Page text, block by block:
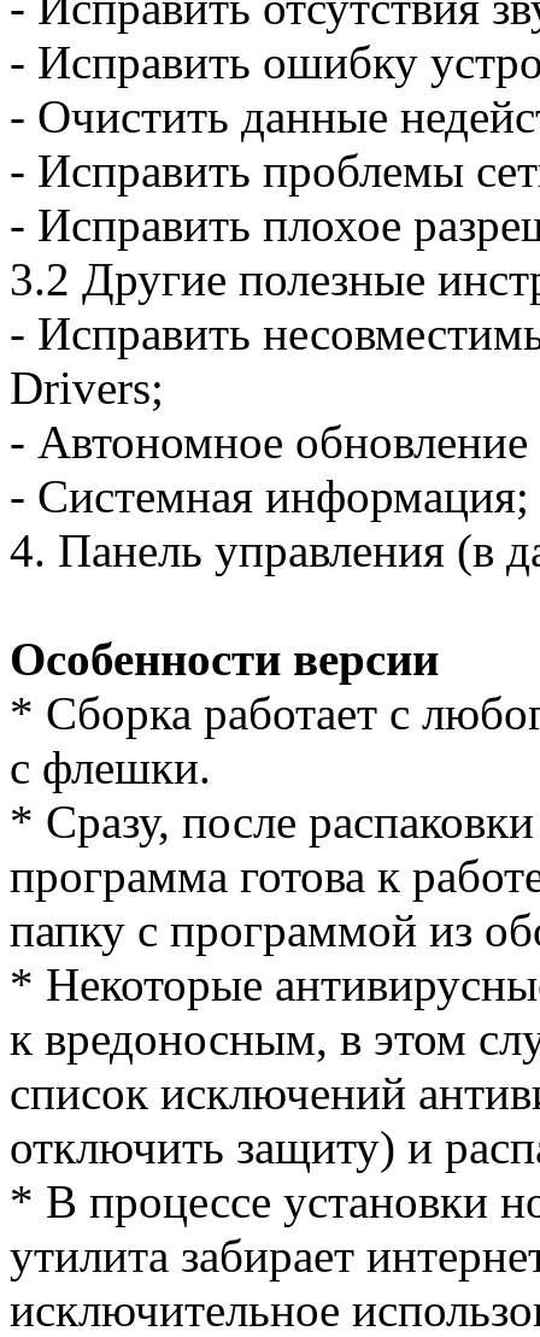
- Исправить ошибку
- Очистить данные
- Исправить проблемы
- Исправить плохое
3.2 Другие полезные
- Исправить
Drivers;
- Автономное обновление
- Системная информация;
4. Панель управления (в
Особенности версии
* Cборка работает с
с флешки.
* Сразу, после
программа готова к
папку с программой из
* Некоторые
к вредоносным, в этом
список исключений
отключить защиту) и
* В процессе установки
утилита забирает
исключительное